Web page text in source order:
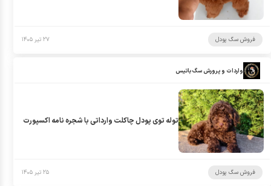
فروش سگ پودل ۲۷ تیر ۱۴۰۵
واردات و پرورش سگ باتیس
توله توی پودل چاکلت وارداتی با شجره نامه اکسپورت
فروش سگ پودل ۲۵ تیر ۱۴۰۵